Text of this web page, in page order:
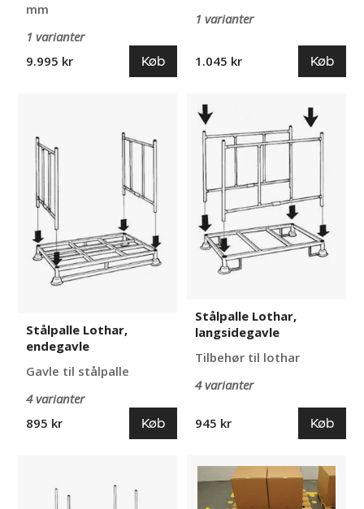
mm
1 varianter
9.995 kr
Køb
1 varianter
1.045 kr Køb
endegavle
Stålpalle Lothar,
endegavle
Gavle til stålpalle
4 varianter
895 kr
Køb
Stålpalle
Lothar,
langsidegavle
Stålpalle Lothar,
langsidegavle
Tilbehør til lothar
4 varianter
945 kr Køb
støtterør
Gulvmarkering,
gulvmærker